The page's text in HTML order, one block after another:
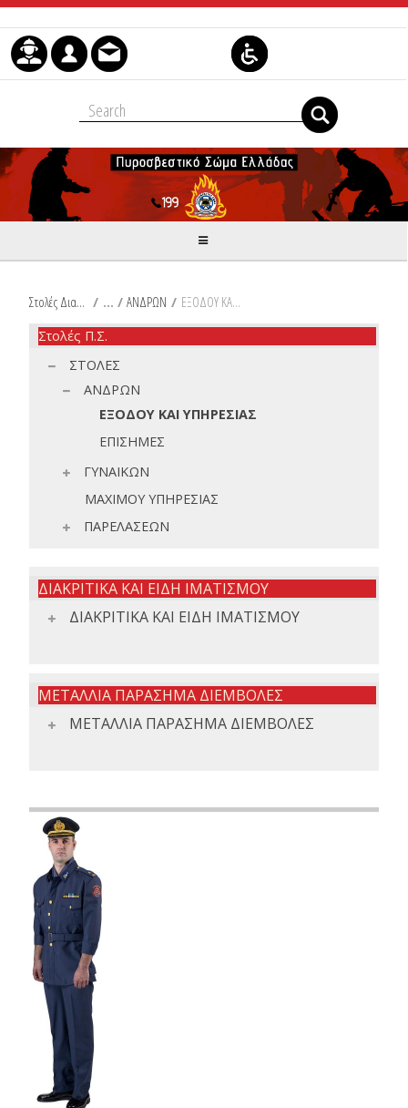
Μετάβαση στο περιεχόμενο
Στολές Διακριτικά Είδη Ιματισμού Π.Σ. / ΑΝΔΡΩΝ / ΕΞΟΔΟΥ ΚΑΙ ΥΠΗΡΕΣΙΑΣ
Στολές Π.Σ.
ΣΤΟΛΕΣ
ΑΝΔΡΩΝ
ΕΞΟΔΟΥ ΚΑΙ ΥΠΗΡΕΣΙΑΣ
ΕΠΙΣΗΜΕΣ
ΓΥΝΑΙΚΩΝ
ΜΑΧΙΜΟΥ ΥΠΗΡΕΣΙΑΣ
ΠΑΡΕΛΑΣΕΩΝ
ΔΙΑΚΡΙΤΙΚΑ ΚΑΙ ΕΙΔΗ ΙΜΑΤΙΣΜΟΥ
ΔΙΑΚΡΙΤΙΚΑ ΚΑΙ ΕΙΔΗ ΙΜΑΤΙΣΜΟΥ
ΜΕΤΑΛΛΙΑ ΠΑΡΑΣΗΜΑ ΔΙΕΜΒΟΛΕΣ
ΜΕΤΑΛΛΙΑ ΠΑΡΑΣΗΜΑ ΔΙΕΜΒΟΛΕΣ